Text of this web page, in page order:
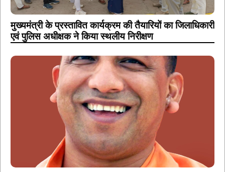
मुख्यमंत्री के प्रस्तावित कार्यक्रम की तैयारियों का जिलाधिकारी
एवं पुलिस अधीक्षक ने किया स्थलीय निरीक्षण